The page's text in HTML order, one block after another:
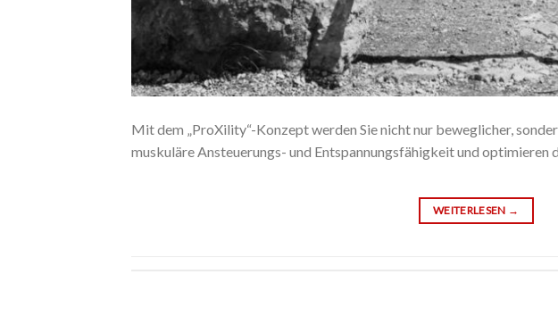
Mit dem „ProXility“-Konzept werden Sie nicht nur beweglicher,
muskuläre Ansteuerungs- und Entspannungsfähigkeit und
WEITERLESEN →